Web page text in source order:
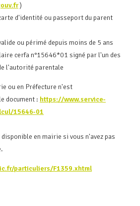
)
d'identité ou passeport du parent
ou périmé depuis moins de 5 ans
cerfa n°15646*01 signé par l'un des
l'autorité parentale
ou en Préfecture n'est
document : https://www.service-
15646-01
en mairie si vous n'avez pas
particuliers/F1359.xhtml